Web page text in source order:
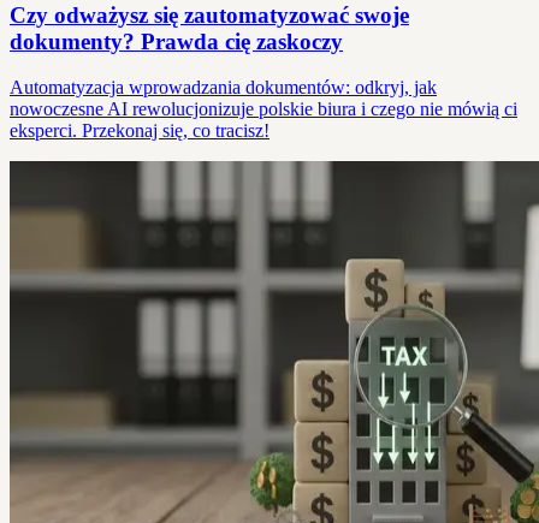
Czy odważysz się zautomatyzować swoje
dokumenty? Prawda cię zaskoczy
Automatyzacja wprowadzania dokumentów: odkryj, jak
nowoczesne AI rewolucjonizuje polskie biura i czego nie mówią ci
eksperci. Przekonaj się, co tracisz!